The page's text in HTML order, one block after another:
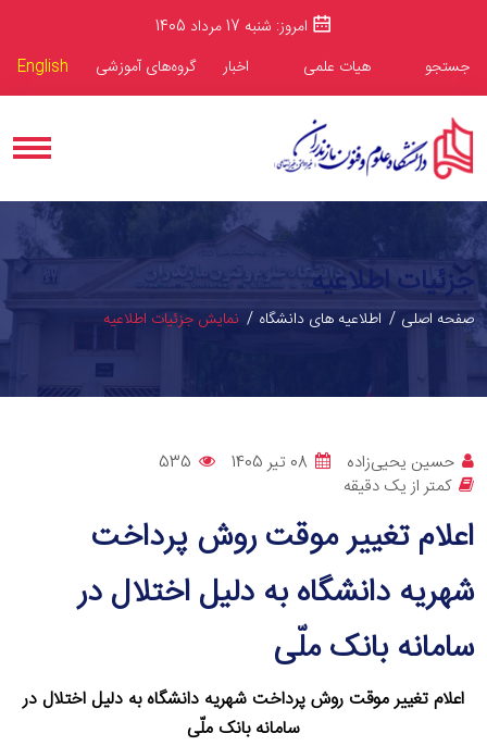
امروز: شنبه 17 مرداد 1405
جستجو
هیات علمی اخبار گروه‌های آموزشی English
جزئیات اطلاعیه
صفحه اصلی اطلاعیه های دانشگاه نمایش جزئیات اطلاعیه
حسین یحیی‌زاده 08 تیر 1405
535
کمتر از یک دقیقه
اعلام تغییر موقت روش پرداخت
شهریه دانشگاه به دلیل اختلال در
سامانه بانک ملّی
اعلام تغییر موقت روش پرداخت شهریه دانشگاه به دلیل اختلال در
سامانه بانک ملّی